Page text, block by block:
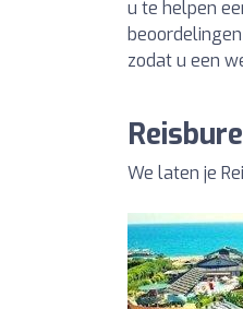
u te helpen
zodat u een
We laten je